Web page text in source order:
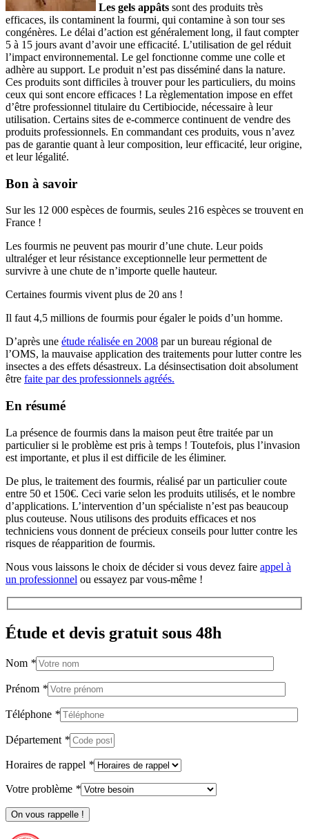
Les gels appâts sont des produits très
efficaces, ils contaminent la fourmi, qui contamine à son tour ses
congénères. Le délai d’action est généralement long, il faut compter
5 à 15 jours avant d’avoir une efficacité. L’utilisation de gel réduit
l’impact environnemental. Le gel fonctionne comme une colle et
adhère au support. Le produit n’est pas disséminé dans la nature.
Ces produits sont difficiles à trouver pour les particuliers, du moins
ceux qui sont encore efficaces ! La règlementation impose en effet
d’être professionnel titulaire du Certibiocide, nécessaire à leur
utilisation. Certains sites de e-commerce continuent de vendre des
produits professionnels. En commandant ces produits, vous n’avez
pas de garantie quant à leur composition, leur efficacité, leur origine,
et leur légalité.
Bon à savoir
Sur les 12 000 espèces de fourmis, seules 216 espèces se trouvent en
France !
Les fourmis ne peuvent pas mourir d’une chute. Leur poids
ultraléger et leur résistance exceptionnelle leur permettent de
survivre à une chute de n’importe quelle hauteur.
Certaines fourmis vivent plus de 20 ans !
Il faut 4,5 millions de fourmis pour égaler le poids d’un homme.
D’après une étude réalisée en 2008 par un bureau régional de
l’OMS, la mauvaise application des traitements pour lutter contre les
insectes a des effets désastreux. La désinsectisation doit absolument
être faite par des professionnels agréés.
En résumé
La présence de fourmis dans la maison peut être traitée par un
particulier si le problème est pris à temps ! Toutefois, plus l’invasion
est importante, et plus il est difficile de les éliminer.
De plus, le traitement des fourmis, réalisé par un particulier coute
entre 50 et 150€. Ceci varie selon les produits utilisés, et le nombre
d’applications. L’intervention d’un spécialiste n’est pas beaucoup
plus couteuse. Nous utilisons des produits efficaces et nos
techniciens vous donnent de précieux conseils pour lutter contre les
risques de réapparition de fourmis.
Nous vous laissons le choix de décider si vous devez faire appel à
un professionnel ou essayez par vous-même !
Étude et devis gratuit sous 48h
Nom *
Prénom *
Téléphone *
Département *
Horaires de rappel *
Votre problème *